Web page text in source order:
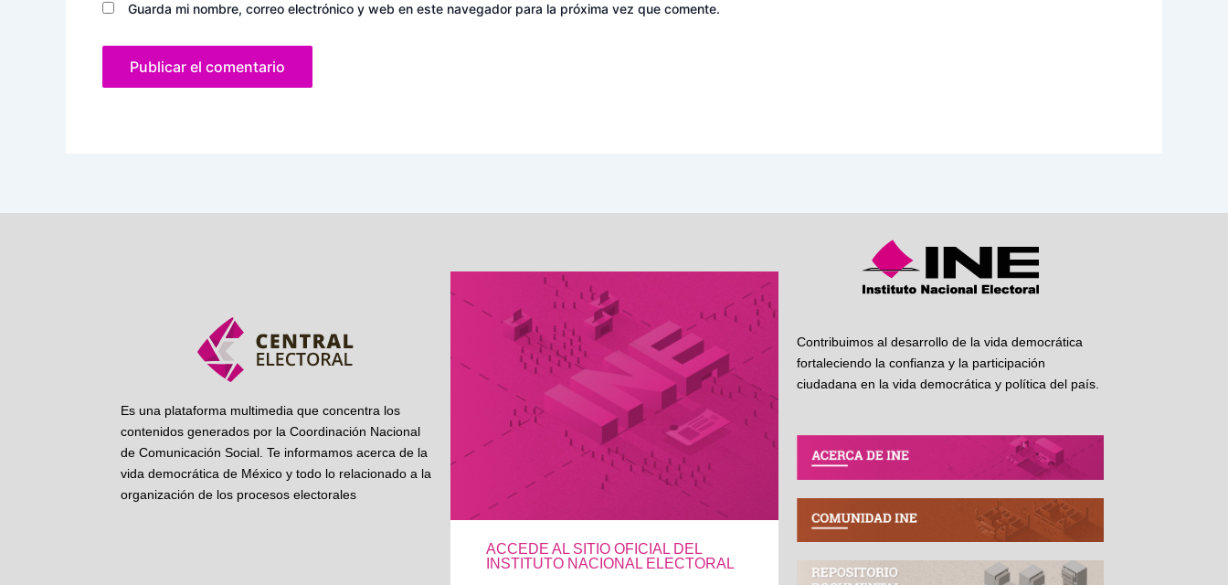
Guarda mi nombre, correo electrónico y web en este navegador para la próxima vez que comente.
Es una plataforma multimedia que concentra los
contenidos generados por la Coordinación Nacional
de Comunicación Social. Te informamos acerca de la
vida democrática de México y todo lo relacionado a la
organización de los procesos electorales
ACCEDE AL SITIO OFICIAL DEL
INSTITUTO NACIONAL ELECTORAL
Contribuimos al desarrollo de la vida democrática
fortaleciendo la confianza y la participación
ciudadana en la vida democrática y política del país.